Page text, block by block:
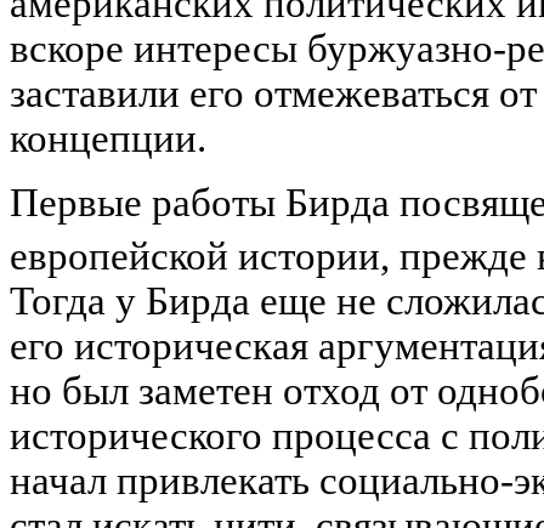
вскоре интересы буржуазно-
заставили его отмежеваться
концепции.
Первые работы Бирда
европейской истории, прежде
Тогда у Бирда еще не
его историческая
но был заметен отход от
исторического процесса с
начал привлекать социально-